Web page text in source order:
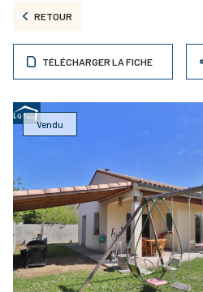
RETOUR
TÉLÉCHARGER LA FICHE
Vendu